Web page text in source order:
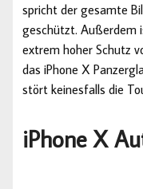
spricht der gesamte
geschützt. Außerdem
extrem hoher Schutz
das iPhone X
stört keinesfalls die
iPhone X